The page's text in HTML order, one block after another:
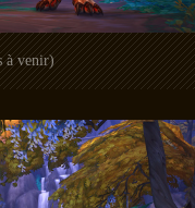
à venir)